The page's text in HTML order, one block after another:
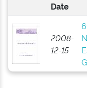
Date
2008-
12-15